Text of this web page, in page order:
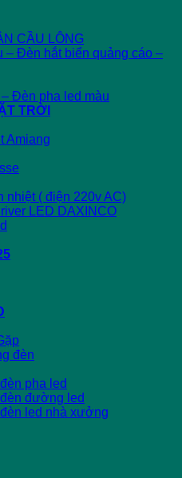
CẦU LÔNG
– Đèn hắt biển quảng cáo –
Đèn pha led màu
TRỜI
Amiang
nhiệt ( điện 220v AC)
LED DAXINCO
đèn
pha led
đường led
led nhà xưởng